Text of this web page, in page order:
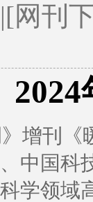
网刊
增刊《
中国科
学领域